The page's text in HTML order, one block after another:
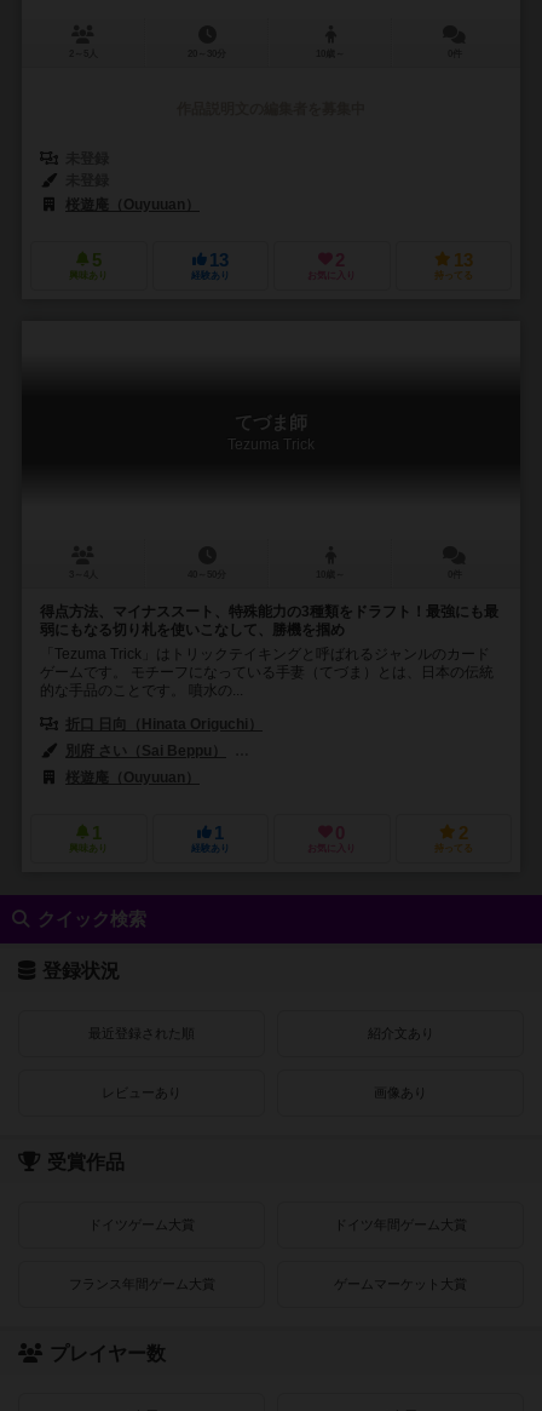
桜遊庵（Ouyuuan）
5
興味あり
13
経験あり
2
お気に入り
13
持ってる
てづま師
Tezuma Trick
得点方法、マイナススート、特殊能力の3種類をドラフト！最強にも最
弱にもなる切り札を使いこなして、勝機を掴め
「Tezuma Trick」はトリックテイキングと呼ばれるジャンルのカード
ゲームです。 モチーフになっている手妻（てづま）とは、日本の伝統
的な手品のことです。 噴水の...
折口 日向（Hinata Origuchi）
別府 さい（Sai Beppu）
桜遊庵（Ouyuuan）
1
興味あり
1
経験あり
0
お気に入り
2
持ってる
クイック検索
登録状況
最近登録された順 紹介文あり
レビューあり 画像あり
受賞作品
ドイツゲーム大賞 ドイツ年間ゲーム大賞
フランス年間ゲーム大賞 ゲームマーケット大賞
プレイヤー数